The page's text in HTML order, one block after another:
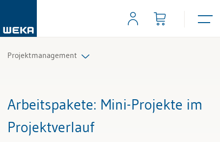
Projektmanagement
Arbeitspakete: Mini-Projekte im
Projektverlauf